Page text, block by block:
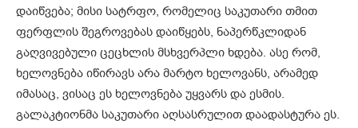
დაიწვება; მისი სატრფო, რომელიც საკუთარი თმით
ფერფლის შეგროვებას დაიწყებს, ნაპერწკლიდან
გაღვივებული ცეცხლის მსხვერპლი ხდება. ასე რომ,
ხელოვნება იწირავს არა მარტო ხელოვანს, არამედ
იმასაც, ვისაც ეს ხელოვნება უყვარს და ესმის.
გალაკტიონმა საკუთარი აღსასრულით დაადასტურა ეს.